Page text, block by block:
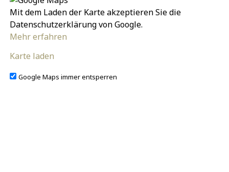
Mit dem Laden der Karte akzeptieren Sie die
Datenschutzerklärung von Google.
Mehr erfahren
Karte laden
Google Maps immer entsperren